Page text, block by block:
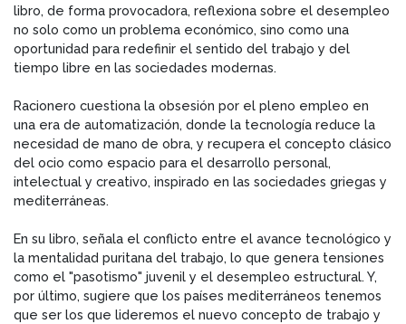
libro, de forma provocadora, reflexiona sobre el desempleo
no solo como un problema económico, sino como una
oportunidad para redefinir el sentido del trabajo y del
tiempo libre en las sociedades modernas.
Racionero cuestiona la obsesión por el pleno empleo en
una era de automatización, donde la tecnología reduce la
necesidad de mano de obra, y recupera el concepto clásico
del ocio como espacio para el desarrollo personal,
intelectual y creativo, inspirado en las sociedades griegas y
mediterráneas.
En su libro, señala el conflicto entre el avance tecnológico y
la mentalidad puritana del trabajo, lo que genera tensiones
como el "pasotismo" juvenil y el desempleo estructural. Y,
por último, sugiere que los países mediterráneos tenemos
que ser los que lideremos el nuevo concepto de trabajo y